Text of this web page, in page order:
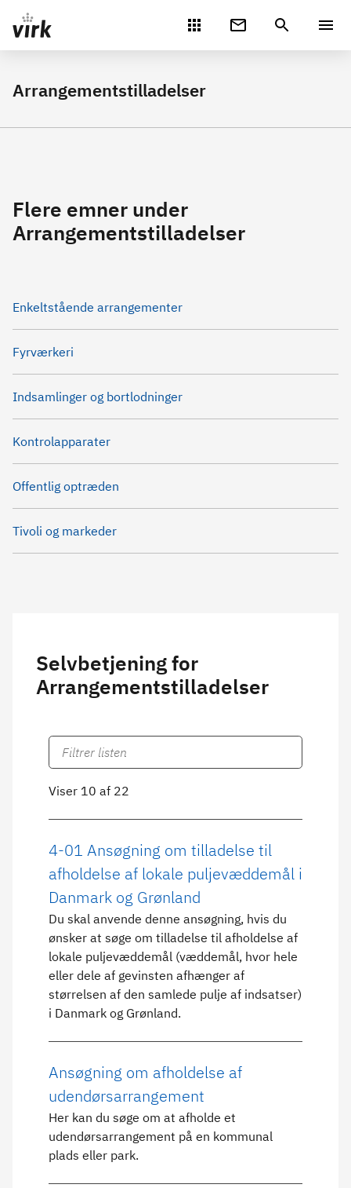
Gå direkte til indhold
Arrangementstilladelser
Flere emner under
Arrangementstilladelser
Enkeltstående arrangementer
Fyrværkeri
Indsamlinger og bortlodninger
Kontrolapparater
Offentlig optræden
Tivoli og markeder
Selvbetjening for
Arrangementstilladelser
Viser 10 af 22
4-01 Ansøgning om tilladelse til
afholdelse af lokale puljevæddemål i
Danmark og Grønland
Du skal anvende denne ansøgning, hvis du
ønsker at søge om tilladelse til afholdelse af
lokale puljevæddemål (væddemål, hvor hele
eller dele af gevinsten afhænger af
størrelsen af den samlede pulje af indsatser)
i Danmark og Grønland.
Ansøgning om afholdelse af
udendørsarrangement
Her kan du søge om at afholde et
udendørsarrangement på en kommunal
plads eller park.